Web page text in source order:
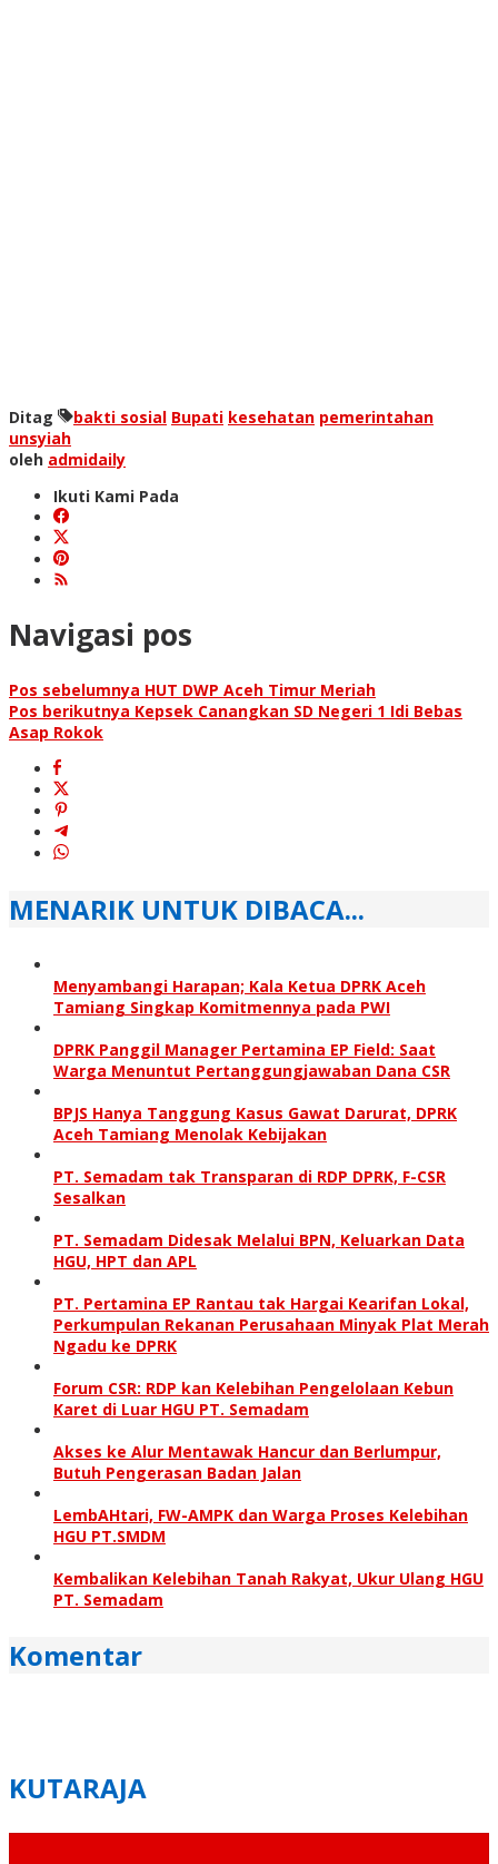
Ditag bakti sosial Bupati kesehatan pemerintahan
unsyiah
oleh admidaily
Ikuti Kami Pada
Navigasi pos
Pos sebelumnya HUT DWP Aceh Timur Meriah
Pos berikutnya Kepsek Canangkan SD Negeri 1 Idi Bebas
Asap Rokok
MENARIK UNTUK DIBACA...
Menyambangi Harapan; Kala Ketua DPRK Aceh
Tamiang Singkap Komitmennya pada PWI
DPRK Panggil Manager Pertamina EP Field: Saat
Warga Menuntut Pertanggung­jawaban Dana CSR
BPJS Hanya Tanggung Kasus Gawat Darurat, DPRK
Aceh Tamiang Menolak Kebijakan
PT. Semadam tak Transparan di RDP DPRK, F-CSR
Sesalkan
PT. Semadam Didesak Melalui BPN, Keluarkan Data
HGU, HPT dan APL
PT. Pertamina EP Rantau tak Hargai Kearifan Lokal,
Perkumpulan Rekanan Perusahaan Minyak Plat Merah
Ngadu ke DPRK
Forum CSR: RDP kan Kelebihan Pengelolaan Kebun
Karet di Luar HGU PT. Semadam
Akses ke Alur Mentawak Hancur dan Berlumpur,
Butuh Pengerasan Badan Jalan
LembAHtari, FW-AMPK dan Warga Proses Kelebihan
HGU PT.SMDM
Kembalikan Kelebihan Tanah Rakyat, Ukur Ulang HGU
PT. Semadam
Komentar
KUTARAJA